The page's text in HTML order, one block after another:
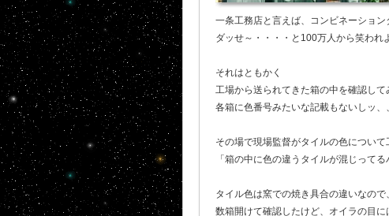
一条工務店と言えば、コンビネーション
ダッせ～・・・・と100万人から笑われ
それはともかく
工場から送られてきた箱の中を確認し
各箱に色番号みたいな記載もないしッ、、
その場で現場監督がタイルの色について
「箱の中に色の違うタイルが混じってる
タイル色は窯での焼き具合の違いなの
数箱開けて確認したけど、オイラの目